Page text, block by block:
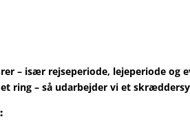
– især rejseperiode, lejeperiode og
ring – så udarbejder vi et